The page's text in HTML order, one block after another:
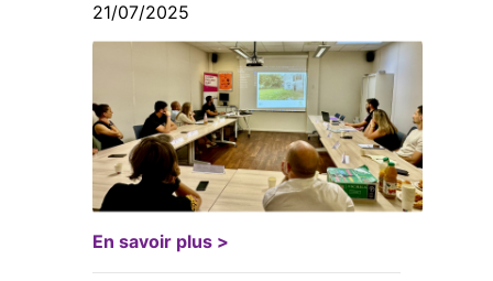
21/07/2025
En savoir plus >